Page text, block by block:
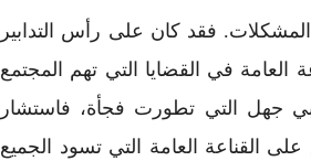
فقد كان على رأس التدابير
العامة في القضايا التي تهم المجتمع
جهل التي تطورت فجأة، فاستشار
القناعة العامة التي تسود الجميع